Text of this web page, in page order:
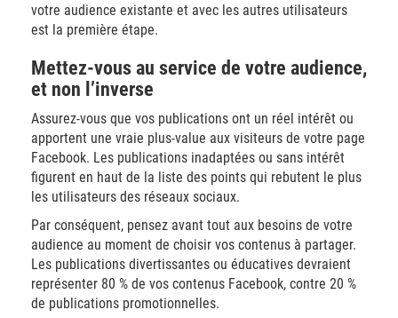
votre audience existante et avec les autres utilisateurs
est la première étape.
Mettez-vous au service de votre audience,
et non l’inverse
Assurez-vous que vos publications ont un réel intérêt ou
apportent une vraie plus-value aux visiteurs de votre page
Facebook. Les publications inadaptées ou sans intérêt
figurent en haut de la liste des points qui rebutent le plus
les utilisateurs des réseaux sociaux.
Par conséquent, pensez avant tout aux besoins de votre
audience au moment de choisir vos contenus à partager.
Les publications divertissantes ou éducatives devraient
représenter 80 % de vos contenus Facebook, contre 20 %
de publications promotionnelles.